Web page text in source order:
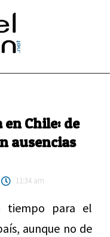
Chile: de
ausencias
11:34 am
tiempo para el
aunque no de